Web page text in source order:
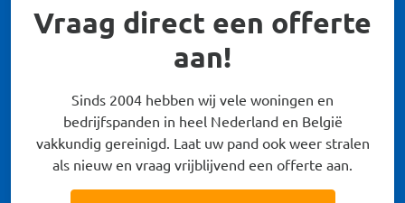
Vraag direct een offerte
aan!
Sinds 2004 hebben wij vele woningen en
bedrijfspanden in heel Nederland en België
vakkundig gereinigd. Laat uw pand ook weer stralen
als nieuw en vraag vrijblijvend een offerte aan.